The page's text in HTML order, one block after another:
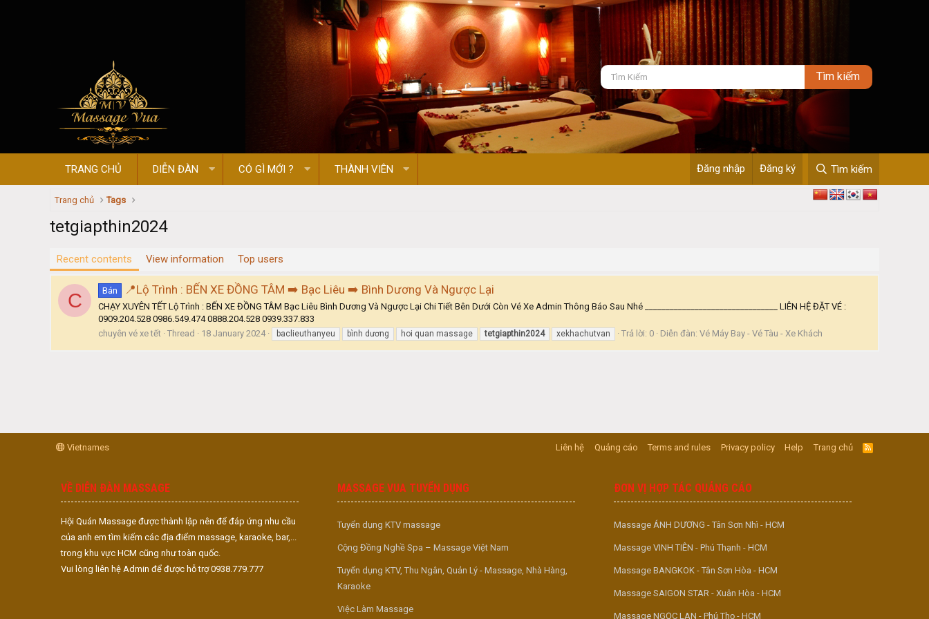
TRANG CHỦ DIỄN ĐÀN CÓ GÌ MỚI ? THÀNH VIÊN Đăng nhập Đăng ký Tìm kiếm
Trang chủ Tags
tetgiapthin2024
Recent contents View information Top users
C Bán 📍Lộ Trình : BẾN XE ĐỒNG TÂM ➡️ Bạc Liêu ➡️ Bình Dương Và Ngược Lại
CHẠY XUYÊN TẾT Lộ Trình : BẾN XE ĐỒNG TÂM Bạc Liêu Bình Dương Và Ngược Lại Chi Tiết Bên Dưới Còn Vé Xe Admin Thông Báo Sau Nhé ________________________________ LIÊN HỆ ĐẶT VÉ :
0909.204.528 0986.549.474 0888.204.528 0939.337.833
chuyên vé xe tết Thread 18 January 2024 baclieuthanyeu bình dương hoi quan massage tetgiapthin2024 xekhachutvan Trả lời: 0 Diễn đàn: Vé Máy Bay - Vé Tàu - Xe Khách
Vietnames Liên hệ Quảng cáo Terms and rules Privacy policy Help Trang chủ
R
S
VỀ DIỄN ĐÀN MASSAGE
Hội Quán Massage được thành lập nên để đáp ứng nhu cầu
của anh em tìm kiếm các địa điểm massage, karaoke, bar,...
trong khu vực HCM cũng như toàn quốc.
Vui lòng liên hệ Admin để được hỗ trợ 0938.779.777
MASSAGE VUA TUYỂN DỤNG
Tuyển dụng KTV massage
Cộng Đồng Nghề Spa – Massage Việt Nam
Tuyển dụng KTV, Thu Ngân, Quản Lý - Massage, Nhà Hàng,
Karaoke
Việc Làm Massage
ĐƠN VỊ HỢP TÁC QUẢNG CÁO
Massage ÁNH DƯƠNG - Tân Sơn Nhì - HCM
Massage VINH TIÊN - Phú Thạnh - HCM
Massage BANGKOK - Tân Sơn Hòa - HCM
Massage SAIGON STAR - Xuân Hòa - HCM
Massage NGỌC LAN - Phú Thọ - HCM